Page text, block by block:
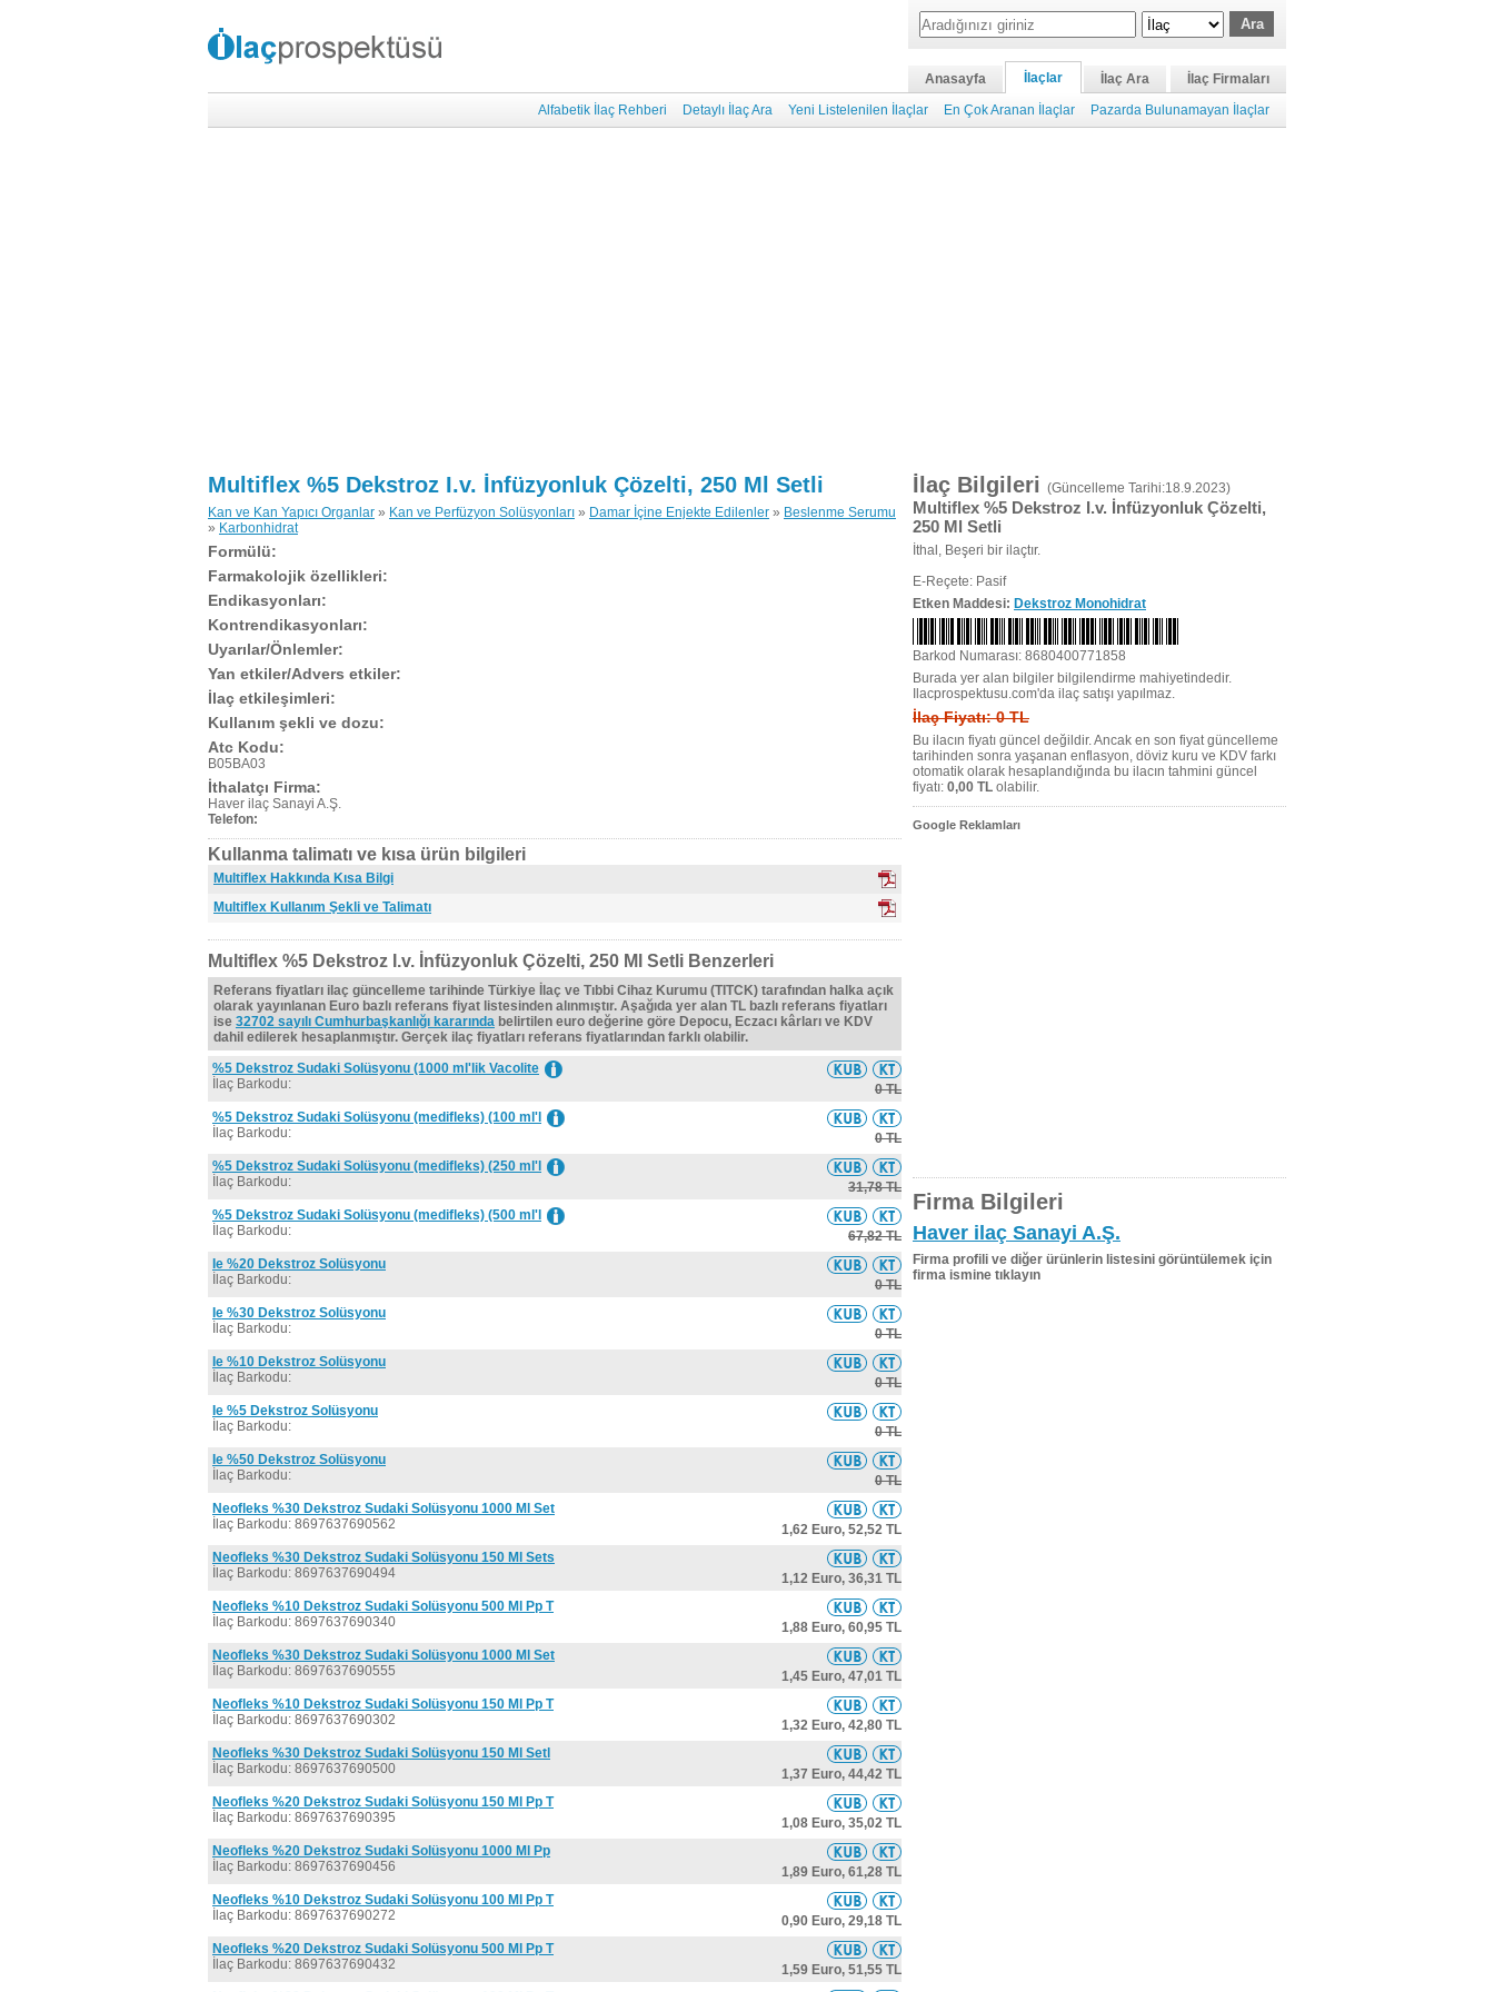
Anasayfa İlaçlar İlaç Ara
İlaç Firmaları
Alfabetik İlaç Rehberi
Detaylı İlaç Ara Yeni Listelenilen İlaçlar En Çok Aranan İlaçlar Pazarda Bulunamayan İlaçlar
Multiflex %5 Dekstroz I.v. İnfüzyonluk Çözelti, 250 Ml Setli
Kan ve Kan Yapıcı Organlar » Kan ve Perfüzyon Solüsyonları » Damar İçine Enjekte Edilenler » Beslenme Serumu
» Karbonhidrat
Formülü:
Farmakolojik özellikleri:
Endikasyonları:
Kontrendikasyonları:
Uyarılar/Önlemler:
Yan etkiler/Advers etkiler:
İlaç etkileşimleri:
Kullanım şekli ve dozu:
Atc Kodu:
B05BA03
İthalatçı Firma:
Haver ilaç Sanayi A.Ş.
Telefon:
Kullanma talimatı ve kısa ürün bilgileri
Multiflex Hakkında Kısa Bilgi
Multiflex Kullanım Şekli ve Talimatı
Multiflex %5 Dekstroz I.v. İnfüzyonluk Çözelti, 250 Ml Setli Benzerleri
Referans fiyatları ilaç güncelleme tarihinde Türkiye İlaç ve Tıbbi Cihaz Kurumu (TITCK) tarafından halka açık
olarak yayınlanan Euro bazlı referans fiyat listesinden alınmıştır. Aşağıda yer alan TL bazlı referans fiyatları
ise 32702 sayılı Cumhurbaşkanlığı kararında belirtilen euro değerine göre Depocu, Eczacı kârları ve KDV
dahil edilerek hesaplanmıştır. Gerçek ilaç fiyatları referans fiyatlarından farklı olabilir.
%5 Dekstroz Sudaki Solüsyonu (1000 ml'lik Vacolite
İlaç Barkodu:
0 TL
%5 Dekstroz Sudaki Solüsyonu (medifleks) (100 ml'l
İlaç Barkodu:
0 TL
%5 Dekstroz Sudaki Solüsyonu (medifleks) (250 ml'l
İlaç Barkodu:
31,78 TL
%5 Dekstroz Sudaki Solüsyonu (medifleks) (500 ml'l
İlaç Barkodu:
67,82 TL
Ie %20 Dekstroz Solüsyonu
İlaç Barkodu:
0 TL
Ie %30 Dekstroz Solüsyonu
İlaç Barkodu:
0 TL
Ie %10 Dekstroz Solüsyonu
İlaç Barkodu:
0 TL
Ie %5 Dekstroz Solüsyonu
İlaç Barkodu:
0 TL
Ie %50 Dekstroz Solüsyonu
İlaç Barkodu:
0 TL
Neofleks %30 Dekstroz Sudaki Solüsyonu 1000 Ml Set
İlaç Barkodu: 8697637690562
1,62 Euro, 52,52 TL
Neofleks %30 Dekstroz Sudaki Solüsyonu 150 Ml Sets
İlaç Barkodu: 8697637690494
1,12 Euro, 36,31 TL
Neofleks %10 Dekstroz Sudaki Solüsyonu 500 Ml Pp T
İlaç Barkodu: 8697637690340
1,88 Euro, 60,95 TL
Neofleks %30 Dekstroz Sudaki Solüsyonu 1000 Ml Set
İlaç Barkodu: 8697637690555
1,45 Euro, 47,01 TL
Neofleks %10 Dekstroz Sudaki Solüsyonu 150 Ml Pp T
İlaç Barkodu: 8697637690302
1,32 Euro, 42,80 TL
Neofleks %30 Dekstroz Sudaki Solüsyonu 150 Ml Setl
İlaç Barkodu: 8697637690500
1,37 Euro, 44,42 TL
Neofleks %20 Dekstroz Sudaki Solüsyonu 150 Ml Pp T
İlaç Barkodu: 8697637690395
1,08 Euro, 35,02 TL
Neofleks %20 Dekstroz Sudaki Solüsyonu 1000 Ml Pp
İlaç Barkodu: 8697637690456
1,89 Euro, 61,28 TL
Neofleks %10 Dekstroz Sudaki Solüsyonu 100 Ml Pp T
İlaç Barkodu: 8697637690272
0,90 Euro, 29,18 TL
Neofleks %20 Dekstroz Sudaki Solüsyonu 500 Ml Pp T
İlaç Barkodu: 8697637690432
1,59 Euro, 51,55 TL
İlaç Bilgileri (Güncelleme Tarihi:18.9.2023)
Multiflex %5 Dekstroz I.v. İnfüzyonluk Çözelti,
250 Ml Setli
İthal, Beşeri bir ilaçtır.
E-Reçete: Pasif
Etken Maddesi: Dekstroz Monohidrat
Barkod Numarası: 8680400771858
Burada yer alan bilgiler bilgilendirme mahiyetindedir.
Ilacprospektusu.com'da ilaç satışı yapılmaz.
İlaç Fiyatı: 0 TL
Bu ilacın fiyatı güncel değildir. Ancak en son fiyat güncelleme
tarihinden sonra yaşanan enflasyon, döviz kuru ve KDV farkı
otomatik olarak hesaplandığında bu ilacın tahmini güncel
fiyatı: 0,00 TL olabilir.
Google Reklamları
Firma Bilgileri
Haver ilaç Sanayi A.Ş.
Firma profili ve diğer ürünlerin listesini görüntülemek için
firma ismine tıklayın